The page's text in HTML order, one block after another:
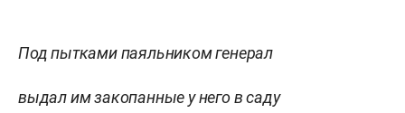
Под пытками паяльником генерал
выдал им закопанные у него в саду